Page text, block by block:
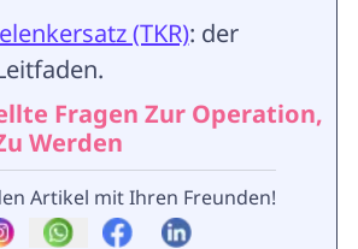
(TKR): der
Fragen Zur Operation,
Werden
Artikel mit Ihren Freunden!